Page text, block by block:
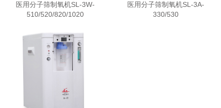
医用分子筛制氧机SL-3W-
510/520/820/1020
医用分子筛制氧机SL-3A-
330/530